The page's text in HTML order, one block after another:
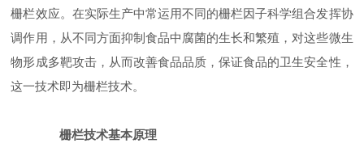
栅栏效应。在实际生产中常运用不同的栅栏因子科学组合发挥协
调作用，从不同方面抑制食品中腐菌的生长和繁殖，对这些微生
物形成多靶攻击，从而改善食品品质，保证食品的卫生安全性，
这一技术即为栅栏技术。
栅栏技术基本原理